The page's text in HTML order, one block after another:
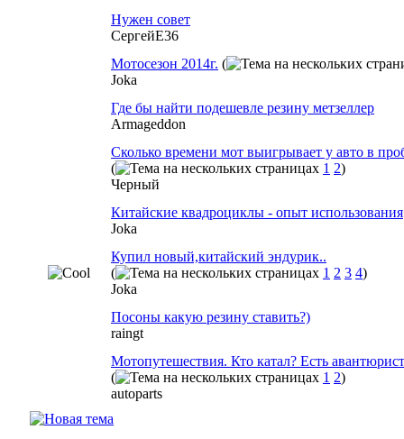
Нужен совет
СергейE36
Мотосезон 2014г. (
Joka
Где бы найти подешевле резину метзеллер
Armageddon
Сколько времени мот выигрывает у авто в
(
1 2)
Черный
Китайские квадроциклы - опыт использования
Joka
Купил новый,китайский эндурик..
(
1 2 3 4)
Joka
Посоны какую резину ставить?)
raingt
Мотопутешествия. Кто катал? Есть
(
1 2)
autoparts